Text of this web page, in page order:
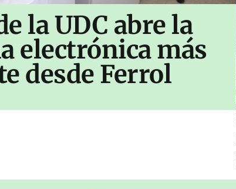
la UDC abre la
electrónica más
desde Ferrol